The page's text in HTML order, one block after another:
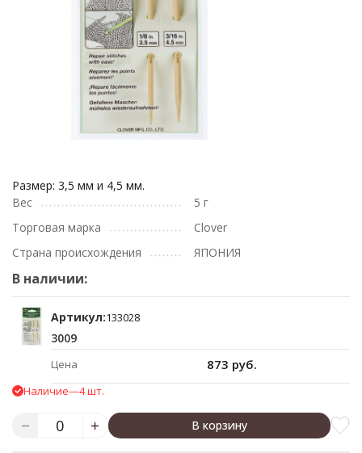
Размер: 3,5 мм и 4,5 мм.
Вес
5 г
Торговая марка
Clover
Страна происхождения
ЯПОНИЯ
В наличии:
Артикул:133028
3009
Цена 873 руб.
Наличие—4 шт.
В корзину